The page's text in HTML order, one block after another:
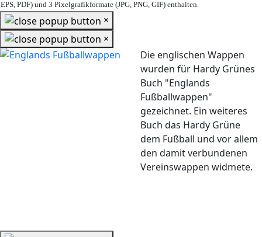
EPS, PDF) und 3 Pixelgrafikformate (JPG, PNG, GIF) enthalten.
×
×
Die englischen Wappen
wurden für Hardy Grünes
Buch "Englands
Fußballwappen"
gezeichnet. Ein weiteres
Buch das Hardy Grüne
dem Fußball und vor allem
den damit verbundenen
Vereinswappen widmete.